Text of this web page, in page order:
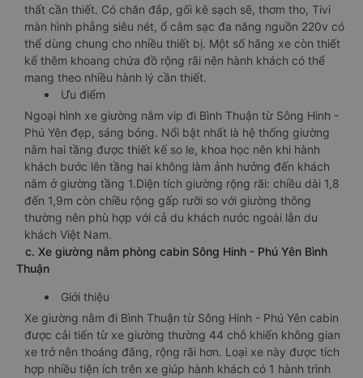
thất cần thiết. Có chăn đắp, gối kê sạch sẽ, thơm tho, Tivi
màn hình phẳng siêu nét, ổ cắm sạc đa năng nguồn 220v có
thể dùng chung cho nhiều thiết bị. Một số hãng xe còn thiết
kế thêm khoang chứa đồ rộng rãi nên hành khách có thể
mang theo nhiều hành lý cần thiết.
Ưu điểm
Ngoại hình xe giường nằm vip đi Bình Thuận từ Sông Hinh -
Phú Yên đẹp, sáng bóng. Nổi bật nhất là hệ thống giường
nằm hai tầng được thiết kế so le, khoa học nên khi hành
khách bước lên tầng hai không làm ảnh hưởng đến khách
nằm ở giường tầng 1.Diện tích giường rộng rãi: chiều dài 1,8
đến 1,9m còn chiều rộng gấp rưỡi so với giường thông
thường nên phù hợp với cả du khách nước ngoài lẫn du
khách Việt Nam.
c. Xe giường nằm phòng cabin Sông Hinh - Phú Yên Bình
Thuận
Giới thiệu
Xe giường nằm đi Bình Thuận từ Sông Hinh - Phú Yên cabin
được cải tiến từ xe giường thường 44 chỗ khiến không gian
xe trở nên thoáng đãng, rộng rãi hơn. Loại xe này được tích
hợp nhiều tiện ích trên xe giúp hành khách có 1 hành trình